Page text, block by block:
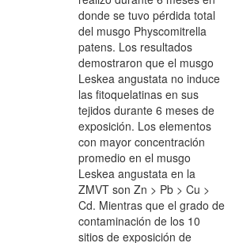
donde se tuvo pérdida total
del musgo Physcomitrella
patens. Los resultados
demostraron que el musgo
Leskea angustata no induce
las fitoquelatinas en sus
tejidos durante 6 meses de
exposición. Los elementos
con mayor concentración
promedio en el musgo
Leskea angustata en la
ZMVT son Zn > Pb > Cu >
Cd. Mientras que el grado de
contaminación de los 10
sitios de exposición de